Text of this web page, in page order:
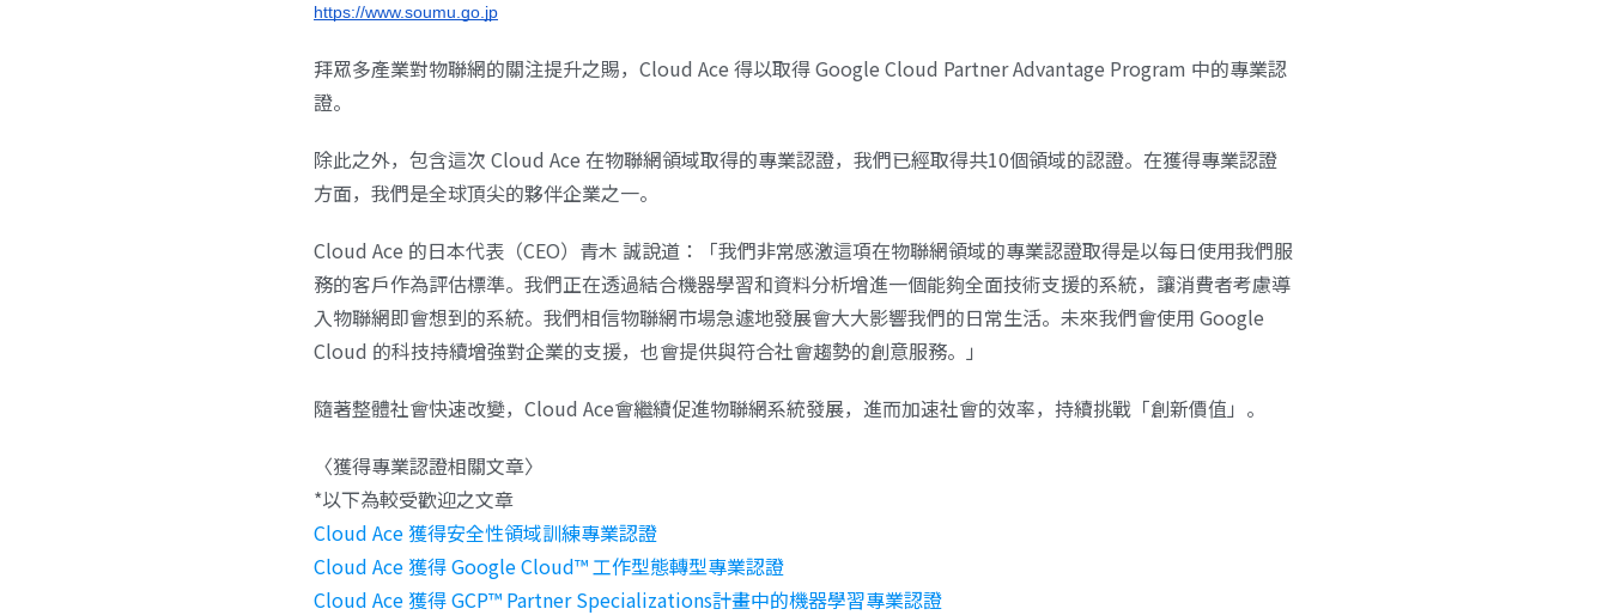
https://www.soumu.go.jp
拜眾多產業對物聯網的關注提升之賜，Cloud Ace 得以取得Google Cloud Partner Advantage Program 中的專業認
證。
除此之外，包含這次 Cloud Ace 在物聯網領域取得的專業認證，我們已經取得共10個領域的認證。在獲得專業認證
方面，我們是全球頂尖的夥伴企業之一。
Cloud Ace 的日本代表（CEO）青木 誠說道：「我們非常感激這項在物聯網領域的專業認證取得是以每日使用我們服
務的客戶作為評估標準。我們正在透過結合機器學習和資料分析增進一個能夠全面技術支援的系統，讓消費者考慮導
入物聯網即會想到的系統。我們相信物聯網市場急遽地發展會大大影響我們的日常生活。未來我們會使用 Google
Cloud 的科技持續增強對企業的支援，也會提供與符合社會趨勢的創意服務。」
隨著整體社會快速改變，Cloud Ace會繼續促進物聯網系統發展，進而加速社會的效率，持續挑戰「創新價值」。
〈獲得專業認證相關文章〉
*以下為較受歡迎之文章
Cloud Ace 獲得安全性領域訓練專業認證
Cloud Ace 獲得 Google Cloud™ 工作型態轉型專業認證
Cloud Ace 獲得 GCP™ Partner Specializations計畫中的機器學習專業認證